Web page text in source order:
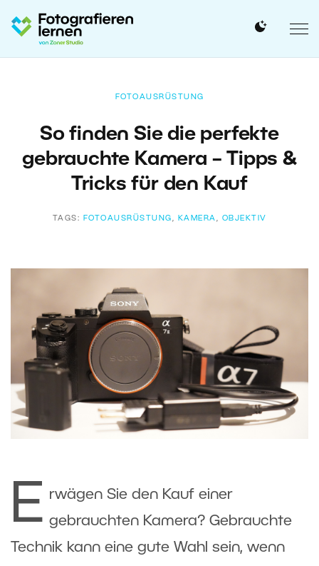
FOTOAUSRÜSTUNG
So finden Sie die perfekte
gebrauchte Kamera – Tipps &
Tricks für den Kauf
TAGS: FOTOAUSRÜSTUNG , KAMERA , OBJEKTIV
E rwägen Sie den Kauf einer
gebrauchten Kamera? Gebrauchte
Technik kann eine gute Wahl sein, wenn